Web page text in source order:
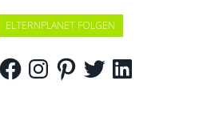
ELTERNPLANET FOLGEN
FacebookInstagramPinterestTwitterLinkedIn